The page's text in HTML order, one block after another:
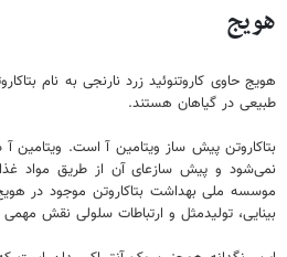
هویج
هویج حاوی کاروتنوئید زرد نارنجی به نام
طبیعی در گیاهان هستند.
بتاکاروتن پیش ساز ویتامین آ است. ویتامین
نمی‌شود و پیش سازعای آن از طریق مواد
موسسه ملی بهداشت بتاکاروتن موجود در
بینایی، تولیدمثل و ارتباطات سلولی نقش مهمی